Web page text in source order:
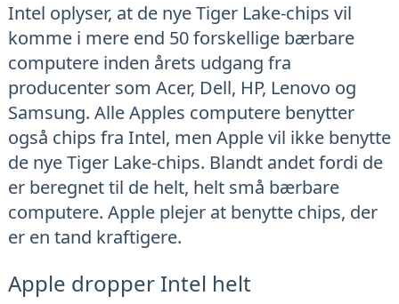
Intel oplyser, at de nye Tiger Lake-chips vil
komme i mere end 50 forskellige bærbare
computere inden årets udgang fra
producenter som Acer, Dell, HP, Lenovo og
Samsung. Alle Apples computere benytter
også chips fra Intel, men Apple vil ikke benytte
de nye Tiger Lake-chips. Blandt andet fordi de
er beregnet til de helt, helt små bærbare
computere. Apple plejer at benytte chips, der
er en tand kraftigere.
Apple dropper Intel helt